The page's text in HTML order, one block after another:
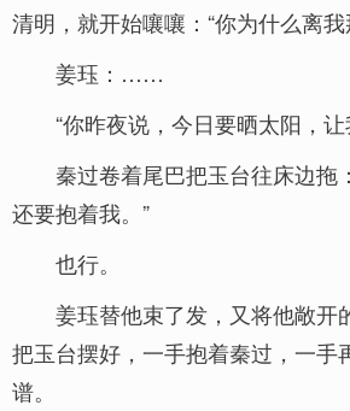
清明，就开始嚷嚷：“你为什么离
姜珏：……
“你昨夜说，今日要晒太阳，
秦过卷着尾巴把玉台往床边拖
还要抱着我。”
也行。
姜珏替他束了发，又将他敞开
把玉台摆好，一手抱着秦过，一手
谱。